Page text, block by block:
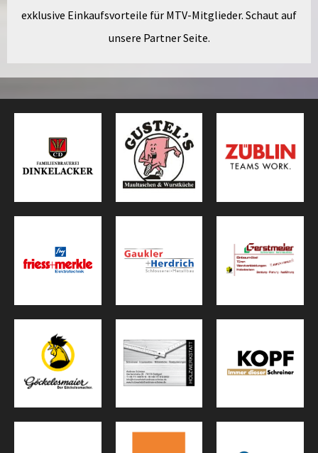
exklusive Einkaufsvorteile für MTV-Mitglieder. Schaut auf
unsere Partner Seite.